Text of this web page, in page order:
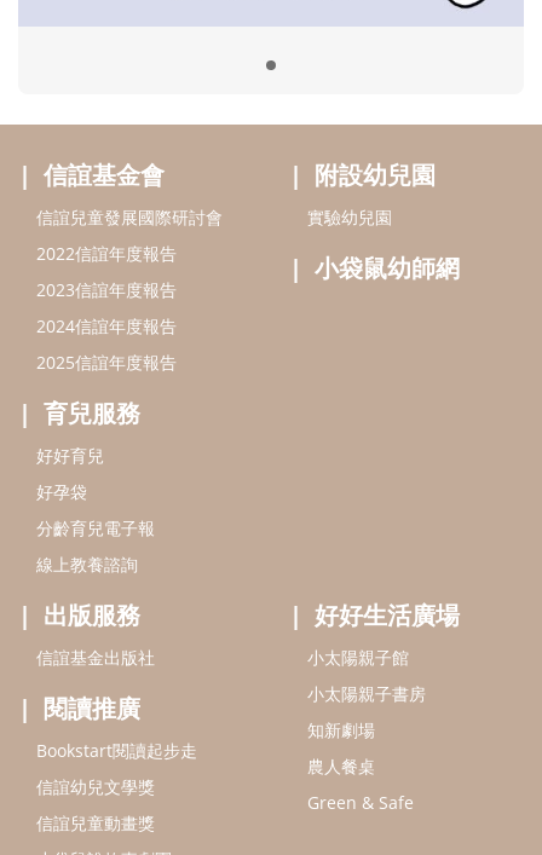
2024信誼年度報告
好孕袋
分齡育兒電子報
線上教養諮詢
出版服務
信誼基金出版社
閱讀推廣
Bookstart閱讀起步走
信誼幼兒文學獎
信誼兒童動畫獎
小袋鼠說故事劇團
service@hsin-yi.org.tw
信誼好好育兒
小太陽親子書房
(02)2396-5305轉2345 (週一～週五 9:00～18:00)
認識信誼 合作洽談 智慧財產權聲明
本網站建議使用IE9(含以上)或 Google Chrome 版本瀏覽器
信誼基金會/上誼文化實業股份有限公司 版權所有 ©